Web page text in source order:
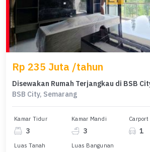
Rp 235 Juta /tahun
BSB City, Semarang
Kamar Tidur
3
Kamar Mandi
3
Carport
1
Luas Tanah Luas Bangunan